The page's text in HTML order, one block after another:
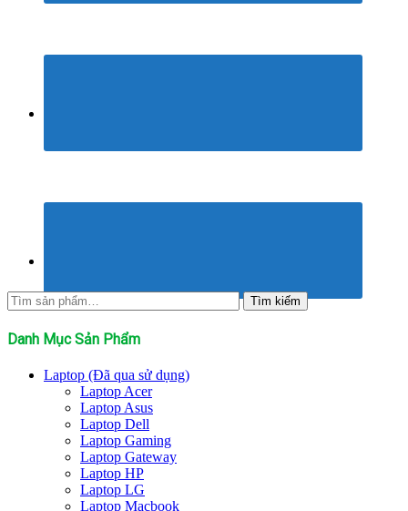
Tìm
kiếm:
Tìm kiếm
Danh Mục Sản Phẩm
Laptop (Đã qua sử dụng)
Laptop Acer
Laptop Asus
Laptop Dell
Laptop Gaming
Laptop Gateway
Laptop HP
Laptop LG
Laptop Macbook